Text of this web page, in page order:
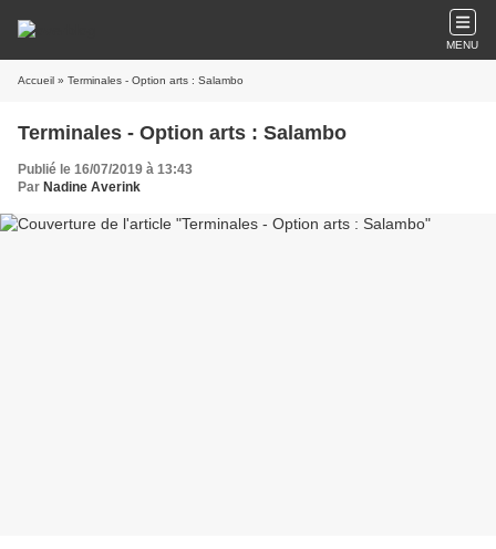
MENU
Accueil » Terminales - Option arts : Salambo
Terminales - Option arts : Salambo
Publié le 16/07/2019 à 13:43
Par Nadine Averink